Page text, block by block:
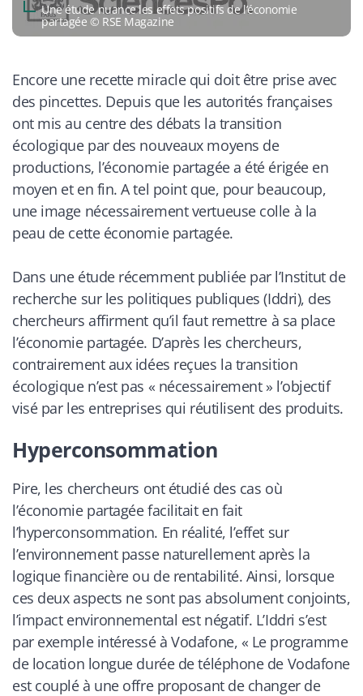
Une étude nuance les effets positifs de l’économie
partagée © RSE Magazine
Encore une recette miracle qui doit être prise avec
des pincettes. Depuis que les autorités françaises
ont mis au centre des débats la transition
écologique par des nouveaux moyens de
productions, l’économie partagée a été érigée en
moyen et en fin. A tel point que, pour beaucoup,
une image nécessairement vertueuse colle à la
peau de cette économie partagée.
Dans une étude récemment publiée par l’Institut de
recherche sur les politiques publiques (Iddri), des
chercheurs affirment qu’il faut remettre à sa place
l’économie partagée. D’après les chercheurs,
contrairement aux idées reçues la transition
écologique n’est pas « nécessairement » l’objectif
visé par les entreprises qui réutilisent des produits.
Hyperconsommation
Pire, les chercheurs ont étudié des cas où
l’économie partagée facilitait en fait
l’hyperconsommation. En réalité, l’effet sur
l’environnement passe naturellement après la
logique financière ou de rentabilité. Ainsi, lorsque
ces deux aspects ne sont pas absolument conjoints,
l’impact environnemental est négatif. L’Iddri s’est
par exemple intéressé à Vodafone, « Le programme
de location longue durée de téléphone de Vodafone
est couplé à une offre proposant de changer de